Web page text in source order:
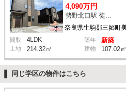
4,090万円
勢野北口駅 徒歩11分
間取 4LDK 築年 新築
土地 214.32㎡ 建物 107.02㎡
同じ学区の物件はこちら